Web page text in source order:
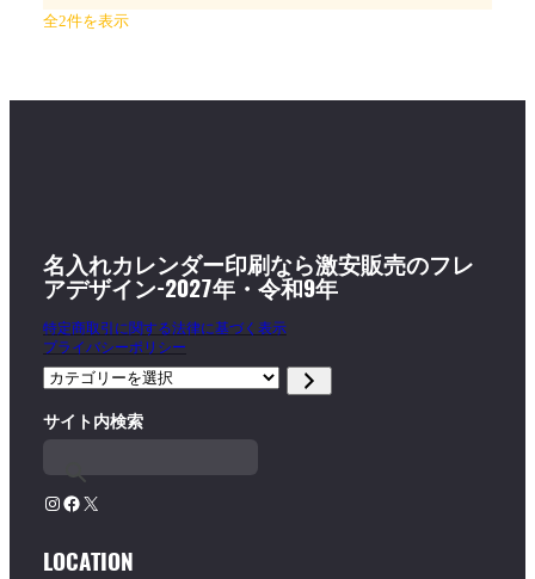
全2件を表示
名入れカレンダー印刷なら激安販売のフレ
アデザイン-2027年・令和9年
特定商取引に関する法律に基づく表示
プライバシーポリシー
カ
ゴ
ー
を
サイト内検索
Instagram Facebook X
LOCATION